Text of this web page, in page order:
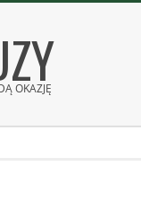
OKAZJĘ